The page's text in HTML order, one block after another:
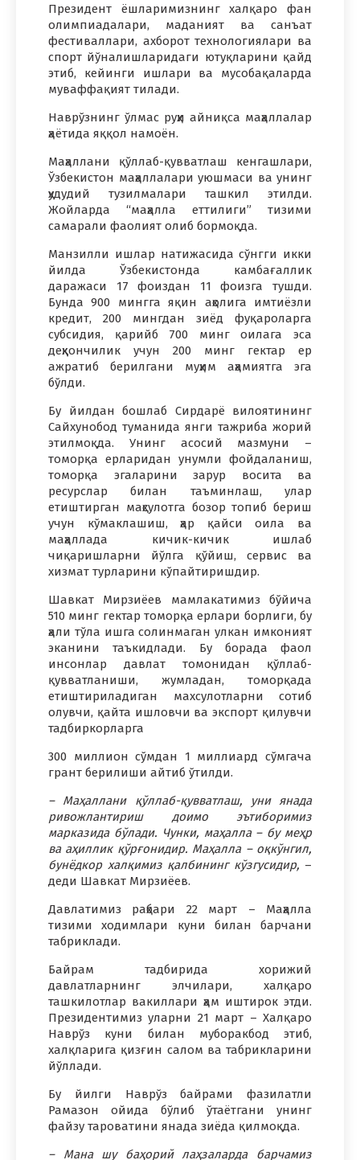
Президент ёшларимизнинг халқаро фан
олимпиадалари, маданият ва санъат
фестиваллари, ахборот технологиялари ва
спорт йўналишларидаги ютуқларини қайд
этиб, кейинги ишлари ва мусобақаларда
муваффақият тилади.
Наврўзнинг ўлмас руҳи айниқса маҳаллалар
ҳаётида яққол намоён.
Маҳаллани қўллаб-қувватлаш кенгашлари,
Ўзбекистон маҳаллалари уюшмаси ва унинг
ҳудудий тузилмалари ташкил этилди.
Жойларда “маҳалла еттилиги” тизими
самарали фаолият олиб бормоқда.
Манзилли ишлар натижасида сўнгги икки
йилда Ўзбекистонда камбағаллик
даражаси 17 фоиздан 11 фоизга тушди.
Бунда 900 мингга яқин аҳолига имтиёзли
кредит, 200 мингдан зиёд фуқароларга
субсидия, қарийб 700 минг оилага эса
деҳқончилик учун 200 минг гектар ер
ажратиб берилгани муҳим аҳамиятга эга
бўлди.
Бу йилдан бошлаб Сирдарё вилоятининг
Сайхунобод туманида янги тажриба жорий
этилмоқда. Унинг асосий мазмуни –
томорқа ерларидан унумли фойдаланиш,
томорқа эгаларини зарур восита ва
ресурслар билан таъминлаш, улар
етиштирган маҳсулотга бозор топиб бериш
учун кўмаклашиш, ҳар қайси оила ва
маҳаллада кичик-кичик ишлаб
чиқаришларни йўлга қўйиш, сервис ва
хизмат турларини кўпайтиришдир.
Шавкат Мирзиёев мамлакатимиз бўйича
510 минг гектар томорқа ерлари борлиги, бу
ҳали тўла ишга солинмаган улкан имконият
эканини таъкидлади. Бу борада фаол
инсонлар давлат томонидан қўллаб-
қувватланиши, жумладан, томорқада
етиштириладиган махсулотларни сотиб
олувчи, қайта ишловчи ва экспорт қилувчи
тадбиркорларга
300 миллион сўмдан 1 миллиард сўмгача
грант берилиши айтиб ўтилди.
– Маҳаллани қўллаб-қувватлаш, уни янада
ривожлантириш доимо эътиборимиз
марказида бўлади. Чунки, маҳалла – бу меҳр
ва аҳиллик қўрғонидир. Маҳалла – оқкўнгил,
бунёдкор халқимиз қалбининг кўзгусидир, –
деди Шавкат Мирзиёев.
Давлатимиз раҳбари 22 март – Маҳалла
тизими ходимлари куни билан барчани
табриклади.
Байрам тадбирида хорижий
давлатларнинг элчилари, халқаро
ташкилотлар вакиллари ҳам иштирок этди.
Президентимиз уларни 21 март – Халқаро
Наврўз куни билан муборакбод этиб,
халқларига қизғин салом ва табрикларини
йўллади.
Бу йилги Наврўз байрами фазилатли
Рамазон ойида бўлиб ўтаётгани унинг
файзу тароватини янада зиёда қилмоқда.
– Мана шу баҳорий лаҳзаларда барчамиз